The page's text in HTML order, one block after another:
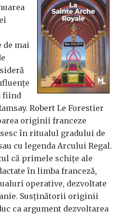
de mai
fiind
Robert Le Forestier
originii franceze
în ritualul gradului de
cu legenda Arcului Regal.
că primele schițe ale
în limba franceză,
operative, dezvoltate
Susținătorii originii
ca argument dezvoltarea